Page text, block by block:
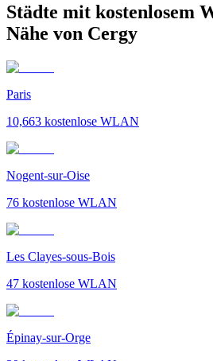
Städte mit kostenlosem
Nähe von Cergy
Paris
10,663 kostenlose WLAN
Nogent-sur-Oise
76 kostenlose WLAN
Les Clayes-sous-Bois
47 kostenlose WLAN
Épinay-sur-Orge